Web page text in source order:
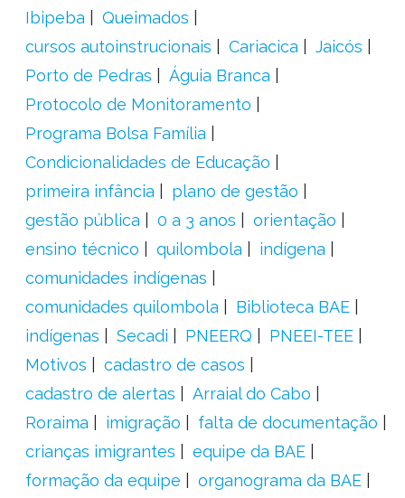
Ibipeba
Queimados
cursos autoinstrucionais
Cariacica
Jaicós
Porto de Pedras
Águia Branca
Protocolo de Monitoramento
Programa Bolsa Família
Condicionalidades de Educação
primeira infância
plano de gestão
gestão pública
0 a 3 anos
orientação
ensino técnico
quilombola
indígena
comunidades indígenas
comunidades quilombola
Biblioteca BAE
indígenas
Secadi PNEERQ
PNEEI-TEE
Motivos
cadastro de casos
cadastro de alertas
Arraial do Cabo
Roraima
imigração
falta de documentação
crianças imigrantes
equipe da BAE
formação da equipe
organograma da BAE